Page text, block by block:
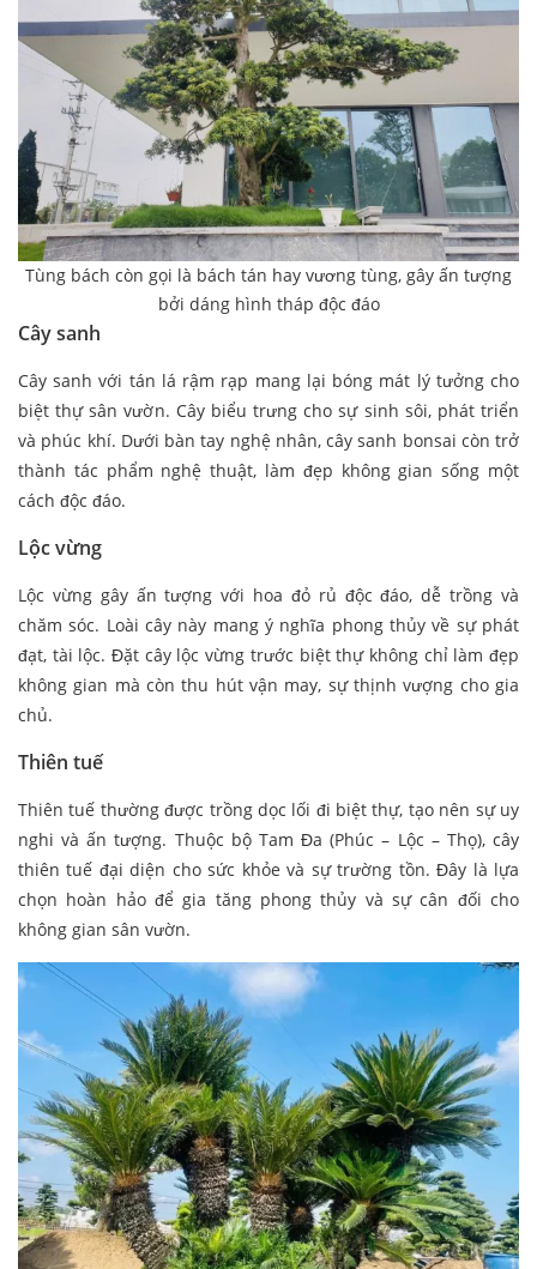
Tùng bách còn gọi là bách tán hay vương tùng, gây ấn tượng
bởi dáng hình tháp độc đáo
Cây sanh
Cây sanh với tán lá rậm rạp mang lại bóng mát lý tưởng cho
biệt thự sân vườn. Cây biểu trưng cho sự sinh sôi, phát triển
và phúc khí. Dưới bàn tay nghệ nhân, cây sanh bonsai còn trở
thành tác phẩm nghệ thuật, làm đẹp không gian sống một
cách độc đáo.
Lộc vừng
Lộc vừng gây ấn tượng với hoa đỏ rủ độc đáo, dễ trồng và
chăm sóc. Loài cây này mang ý nghĩa phong thủy về sự phát
đạt, tài lộc. Đặt cây lộc vừng trước biệt thự không chỉ làm đẹp
không gian mà còn thu hút vận may, sự thịnh vượng cho gia
chủ.
Thiên tuế
Thiên tuế thường được trồng dọc lối đi biệt thự, tạo nên sự uy
nghi và ấn tượng. Thuộc bộ Tam Đa (Phúc – Lộc – Thọ), cây
thiên tuế đại diện cho sức khỏe và sự trường tồn. Đây là lựa
chọn hoàn hảo để gia tăng phong thủy và sự cân đối cho
không gian sân vườn.